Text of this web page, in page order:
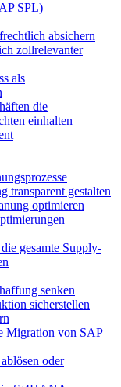
SPL)
absichern
zollrelevanter
als
die
einhalten
transparent gestalten
optimieren
gesamte Supply-
senken
sicherstellen
Migration von SAP
oder